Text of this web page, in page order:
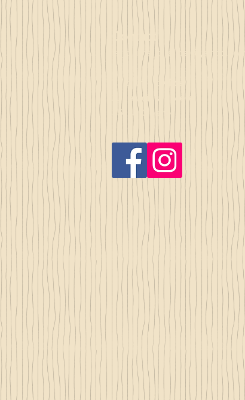
Contact
la_plume_d_alice@yahoo.com
La plume d'Alice
2, lieu dit la rivière
35140 Gosné